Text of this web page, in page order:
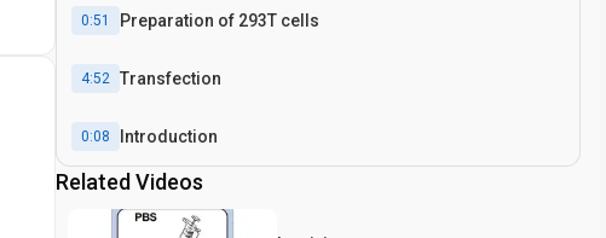
0:51 Preparation of 293T cells
4:52 Transfection
0:08 Introduction
Related Videos